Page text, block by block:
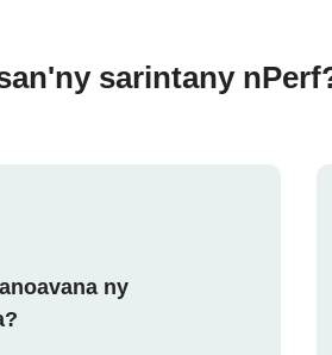
sarintany
ny